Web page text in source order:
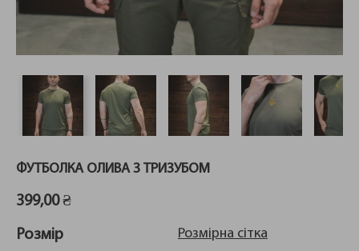
ФУТБОЛКА ОЛИВА З ТРИЗУБОМ
399,00₴
Розмір Розмірна сітка